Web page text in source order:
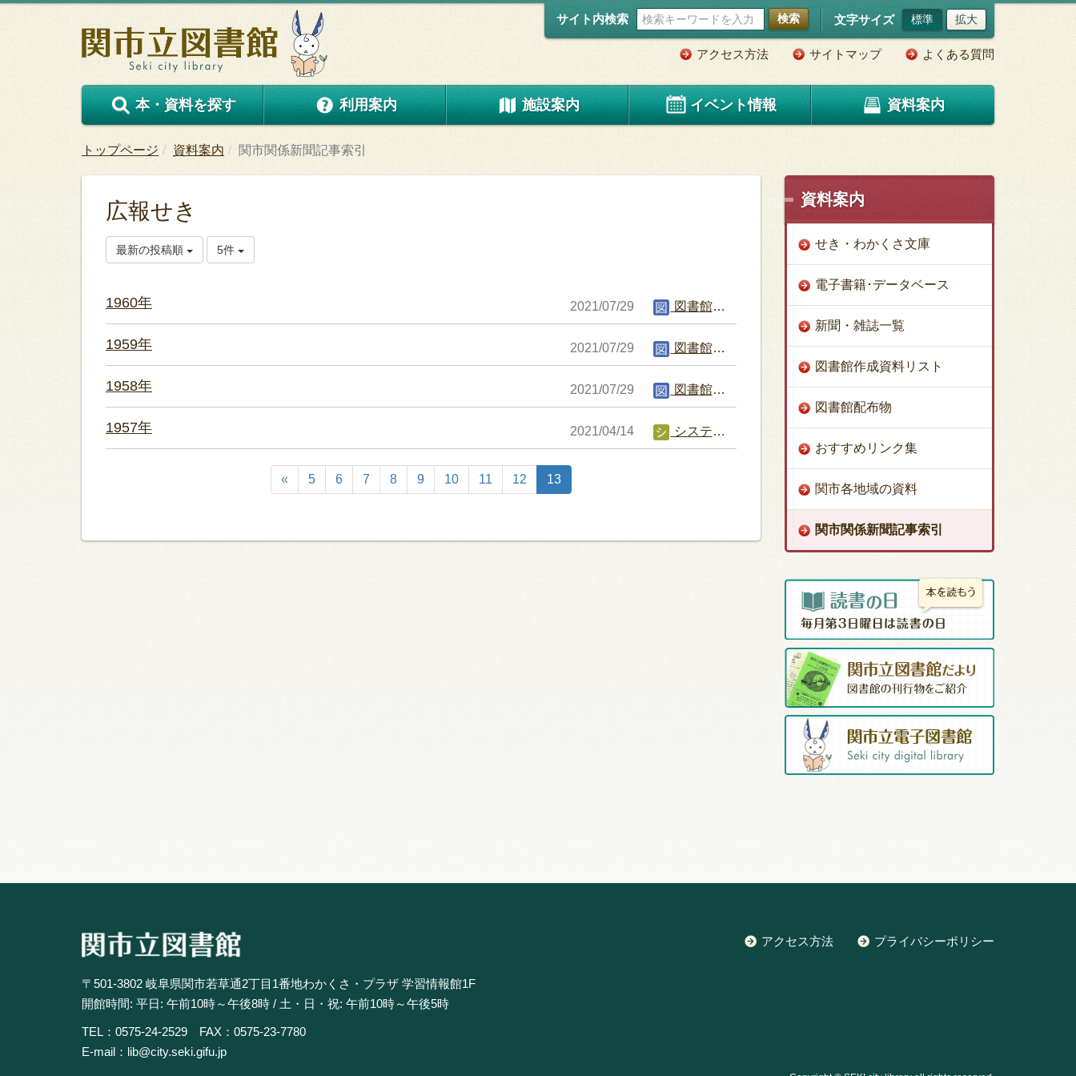
サイト内検索 検索 文字サイズ 標準 拡大
アクセス方法 サイトマップ よくある質問
本・資料を探す 利用案内 施設案内 イベント情報 資料案内
トップページ 資料案内 関市関係新聞記事索引
広報せき
最新の投稿順 5件
1960年 2021/07/29 図書館編集者
1959年 2021/07/29 図書館編集者
1958年 2021/07/29 図書館編集者
1957年 2021/04/14 システム担当者
« 5 6 7 8 9 10 11 12 13
資料案内
せき・わかくさ文庫
電子書籍･データベース
新聞・雑誌一覧
図書館作成資料リスト
図書館配布物
おすすめリンク集
関市各地域の資料
関市関係新聞記事索引
〒501-3802 岐阜県関市若草通2丁目1番地わかくさ・プラザ 学習情報館1F
開館時間: 平日: 午前10時～午後8時 / 土・日・祝: 午前10時～午後5時
TEL：0575-24-2529 FAX：0575-23-7780
E-mail：lib@city.seki.gifu.jp
アクセス方法 プライバシーポリシー